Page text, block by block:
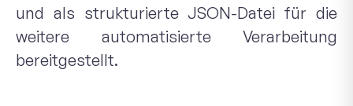
und als strukturierte JSON-Datei für die
weitere automatisierte Verarbeitung
bereitgestellt.